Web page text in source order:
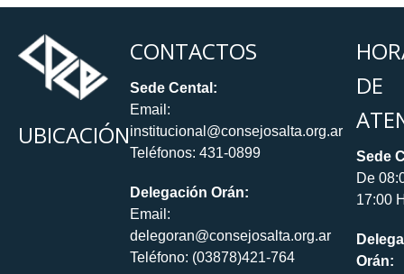
UBICACIÓN
CONTACTOS
Sede Cental:
Email:
institucional@consejosalta.org.ar
Teléfonos: 431-0899
Delegación Orán:
Email:
delegoran@consejosalta.org.ar
Teléfono: (03878)421-764
DE
Sede
De
17:00
Orán: